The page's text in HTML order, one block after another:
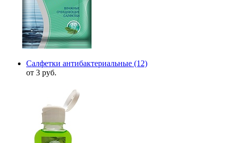
Салфетки антибактериальные (12)
от 3 руб.